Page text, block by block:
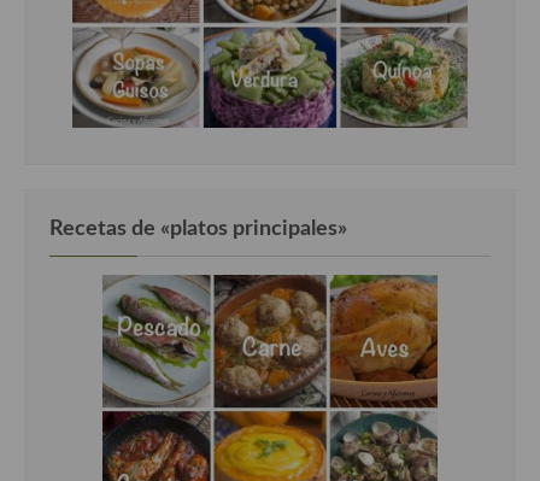
Recetas de «platos principales»